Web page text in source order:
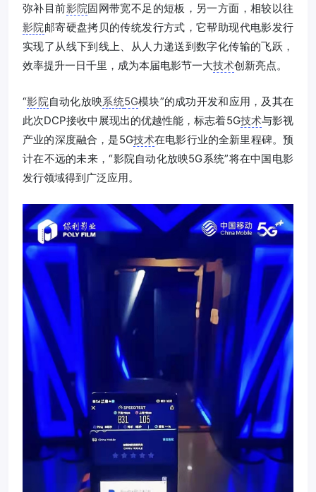
弥补目前影院固网带宽不足的短板，另一方面，相较以往
影院邮寄硬盘拷贝的传统发行方式，它帮助现代电影发行
实现了从线下到线上、从人力递送到数字化传输的飞跃，
效率提升一日千里，成为本届电影节一大技术创新亮点。
“影院自动化放映系统5G模块”的成功开发和应用，及其在
此次DCP接收中展现出的优越性能，标志着5G技术与影视
产业的深度融合，是5G技术在电影行业的全新里程碑。预
计在不远的未来，“影院自动化放映5G系统”将在中国电影
发行领域得到广泛应用。